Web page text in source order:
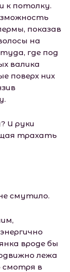
к потолку.
показав
на
где под
валика
поверх них
И руки
трахать
смутило.
вроде бы
лежа
смотря в